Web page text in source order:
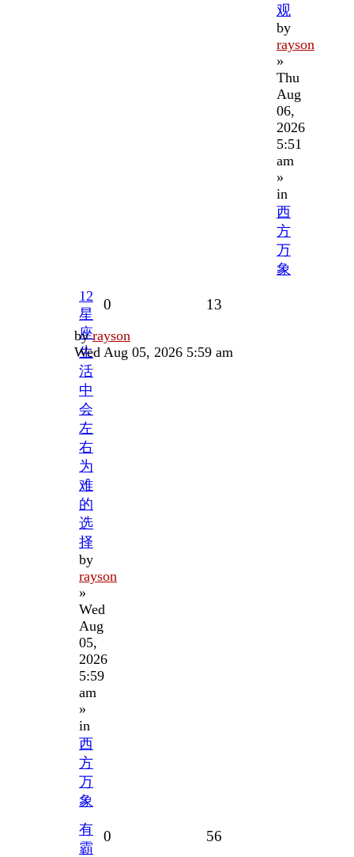
观
by
rayson
»
Thu
Aug
06,
2026
5:51
am
»
in
西
方
万
象
12
星
座
生
活
中
会
左
右
为
难
的
选
择
by
rayson
»
Wed
Aug
05,
2026
5:59
am
»
in
西
方
万
象
0 13
Last
post
byrayson
Wed Aug 05, 2026 5:59 am
有
霸
0 56